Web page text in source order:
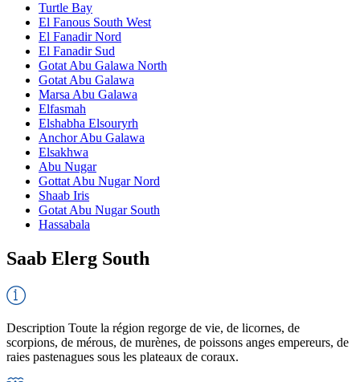
Turtle Bay
El Fanous South West
El Fanadir Nord
El Fanadir Sud
Gotat Abu Galawa North
Gotat Abu Galawa
Marsa Abu Galawa
Elfasmah
Elshabha Elsouryrh
Anchor Abu Galawa
Elsakhwa
Abu Nugar
Gottat Abu Nugar Nord
Shaab Iris
Gotat Abu Nugar South
Hassabala
Saab Elerg South
Description Toute la région regorge de vie, de licornes, de
scorpions, de mérous, de murènes, de poissons anges empereurs, de
raies pastenagues sous les plateaux de coraux.